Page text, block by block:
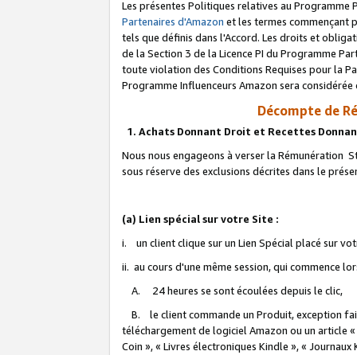
Les présentes Politiques relatives au Programme
Partenaires d'Amazon et les termes commençant
tels que définis dans l'Accord. Les droits et
de la Section 3 de la Licence PI du Programme
toute violation des Conditions Requises pour la
Programme Influenceurs Amazon sera
Décompte de
1. Achats Donnant Droit et Recettes
Nous nous engageons à verser la Rémunération
sous réserve des exclusions décrites dans le
(a) Lien spécial sur votre Site :
i. un client clique sur un Lien Spécial placé sur
ii. au cours d'une même session, qui commence
A. 24 heures se sont écoulées depuis le clic,
B. le client commande un Produit, exception
téléchargement de logiciel Amazon ou un article «
Coin », « Livres électroniques Kindle », «